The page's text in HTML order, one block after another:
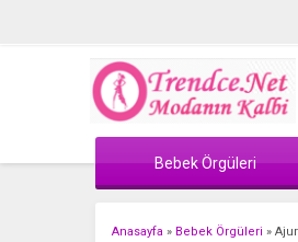
Bebek Örgüleri
Anasayfa » Bebek Örgüleri »